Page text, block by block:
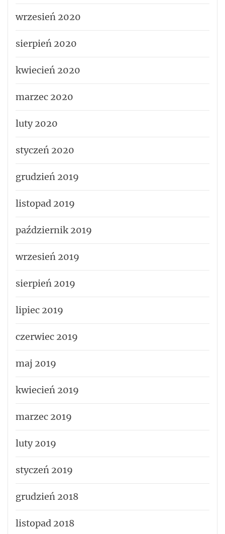
wrzesień 2020
sierpień 2020
kwiecień 2020
marzec 2020
luty 2020
styczeń 2020
grudzień 2019
listopad 2019
październik 2019
wrzesień 2019
sierpień 2019
lipiec 2019
czerwiec 2019
maj 2019
kwiecień 2019
marzec 2019
luty 2019
styczeń 2019
grudzień 2018
listopad 2018